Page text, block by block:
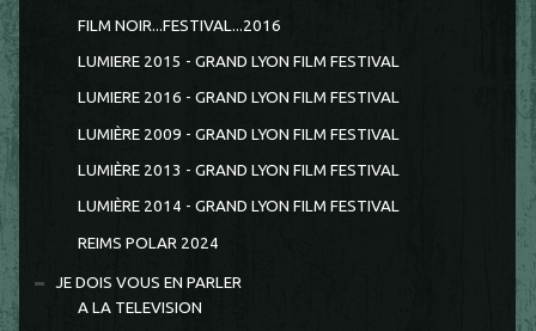
FILM NOIR...FESTIVAL...2016
LUMIERE 2015 - GRAND LYON FILM FESTIVAL
LUMIERE 2016 - GRAND LYON FILM FESTIVAL
LUMIÈRE 2009 - GRAND LYON FILM FESTIVAL
LUMIÈRE 2013 - GRAND LYON FILM FESTIVAL
LUMIÈRE 2014 - GRAND LYON FILM FESTIVAL
REIMS POLAR 2024
JE DOIS VOUS EN PARLER
A LA TELEVISION